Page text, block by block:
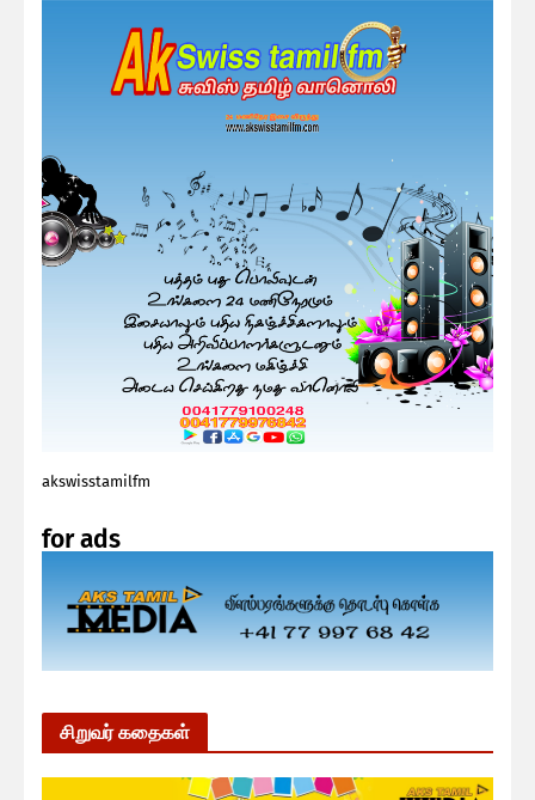
akswisstamilfm
for ads
சிறுவர் கதைகள்